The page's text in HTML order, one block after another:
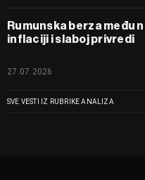
Rumunska berza među
inflaciji i slaboj privredi
27.07.2026
SVE VESTI IZ RUBRIKE ANALIZA